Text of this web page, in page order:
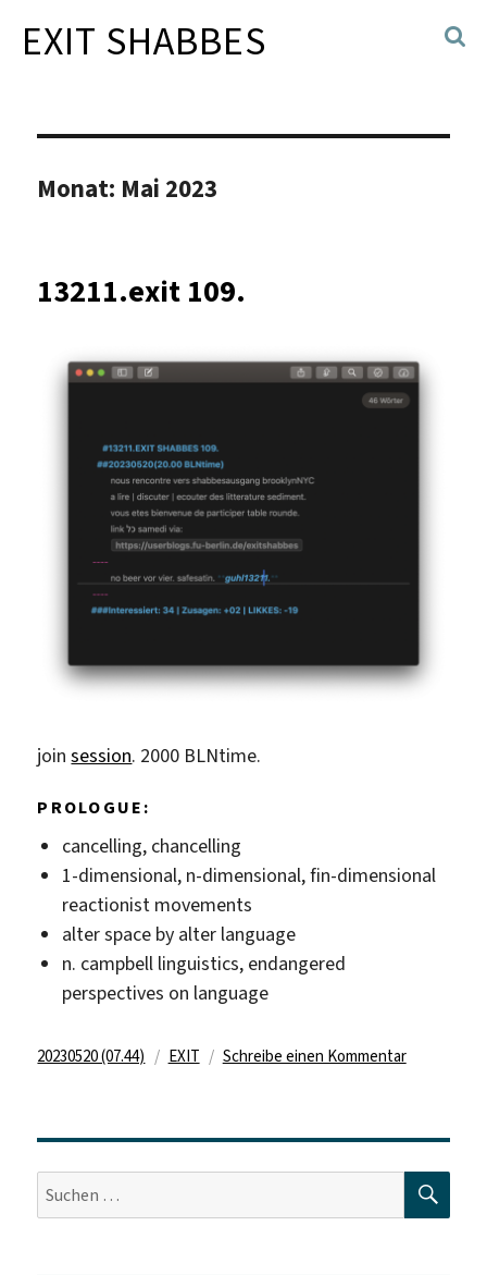
EXIT SHABBES
Monat: Mai 2023
13211.exit 109.
joinsession. 2000 BLNtime.
PROLOGUE:
cancelling, chancelling
1-dimensional, n-dimensional, fin-dimensional
reactionist movements
alter space by alter language
n. campbell linguistics, endangered
perspectives on language
Veröffentlicht
20230520 (07.44) Kategorien
EXIT Schreibe einen Kommentarzu
Suche
nach: